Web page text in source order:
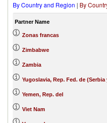
By Country and Region | By
Partner Name
Zonas francas
Zimbabwe
Zambia
Yugoslavia, Rep. Fed. de
Yemen, Rep. del
Viet Nam